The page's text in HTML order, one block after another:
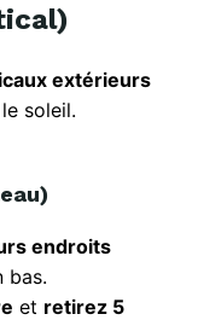
extérieurs
soleil.
endroits
bas.
et retirez 5